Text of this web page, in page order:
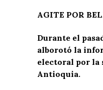
AGITE POR
Durante el
alborotó la
electoral por la
Antioquia.